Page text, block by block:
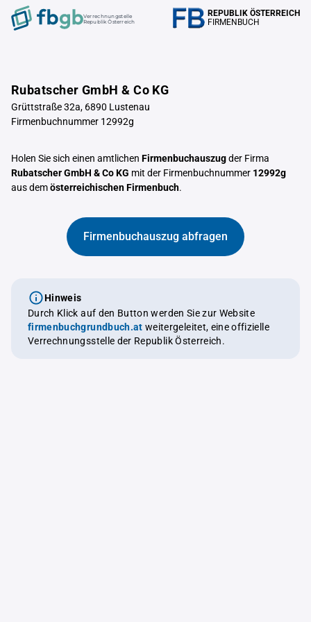
Verrechnungstelle
Republik Österreich
REPUBLIK ÖSTERREICH
FIRMENBUCH
Rubatscher GmbH & Co KG
Grüttstraße 32a, 6890 Lustenau
Firmenbuchnummer 12992g
Holen Sie sich einen amtlichen Firmenbuchauszugder Firma
Rubatscher GmbH & Co KG mit der Firmenbuchnummer 12992g
aus demösterreichischen Firmenbuch.
Firmenbuchauszug abfragen
Hinweis
Durch Klick auf den Button werden Sie zur Website
firmenbuchgrundbuch.at weitergeleitet, eine offizielle
Verrechnungsstelle der Republik Österreich.